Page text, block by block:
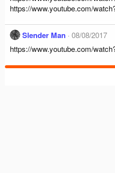
https://www.youtube.com/
Slender Man 08/08/2017
https://www.youtube.com/